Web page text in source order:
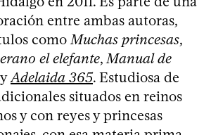
entre ambas autoras,
como Muchas princesas,
el elefante, Manual de
Adelaida 365. Estudiosa de
situados en reinos
y con reyes y princesas